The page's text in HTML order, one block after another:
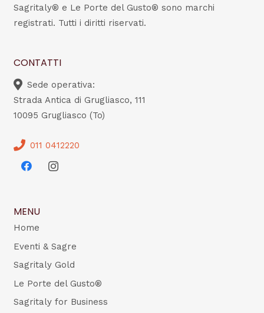
Sagritaly® e Le Porte del Gusto® sono marchi
registrati. Tutti i diritti riservati.
CONTATTI
Sede operativa:
Strada Antica di Grugliasco, 111
10095 Grugliasco (To)
011 0412220
MENU
Home
Eventi & Sagre
Sagritaly Gold
Le Porte del Gusto®
Sagritaly for Business